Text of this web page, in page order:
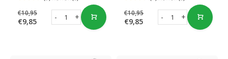
€10,95
€9,85 +
- €10,95
€9,85 +
-